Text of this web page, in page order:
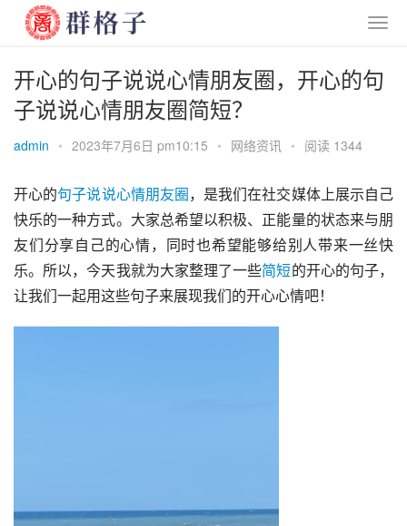
开心的句子说说心情朋友圈，开心的句
子说说心情朋友圈简短？
admin • 2023年7月6日 pm10:15 • 网络资讯 • 阅读 1344
开心的句子说说心情朋友圈，是我们在社交媒体上展示自己
快乐的一种方式。大家总希望以积极、正能量的状态来与朋
友们分享自己的心情，同时也希望能够给别人带来一丝快
乐。所以，今天我就为大家整理了一些简短的开心的句子，
让我们一起用这些句子来展现我们的开心心情吧！